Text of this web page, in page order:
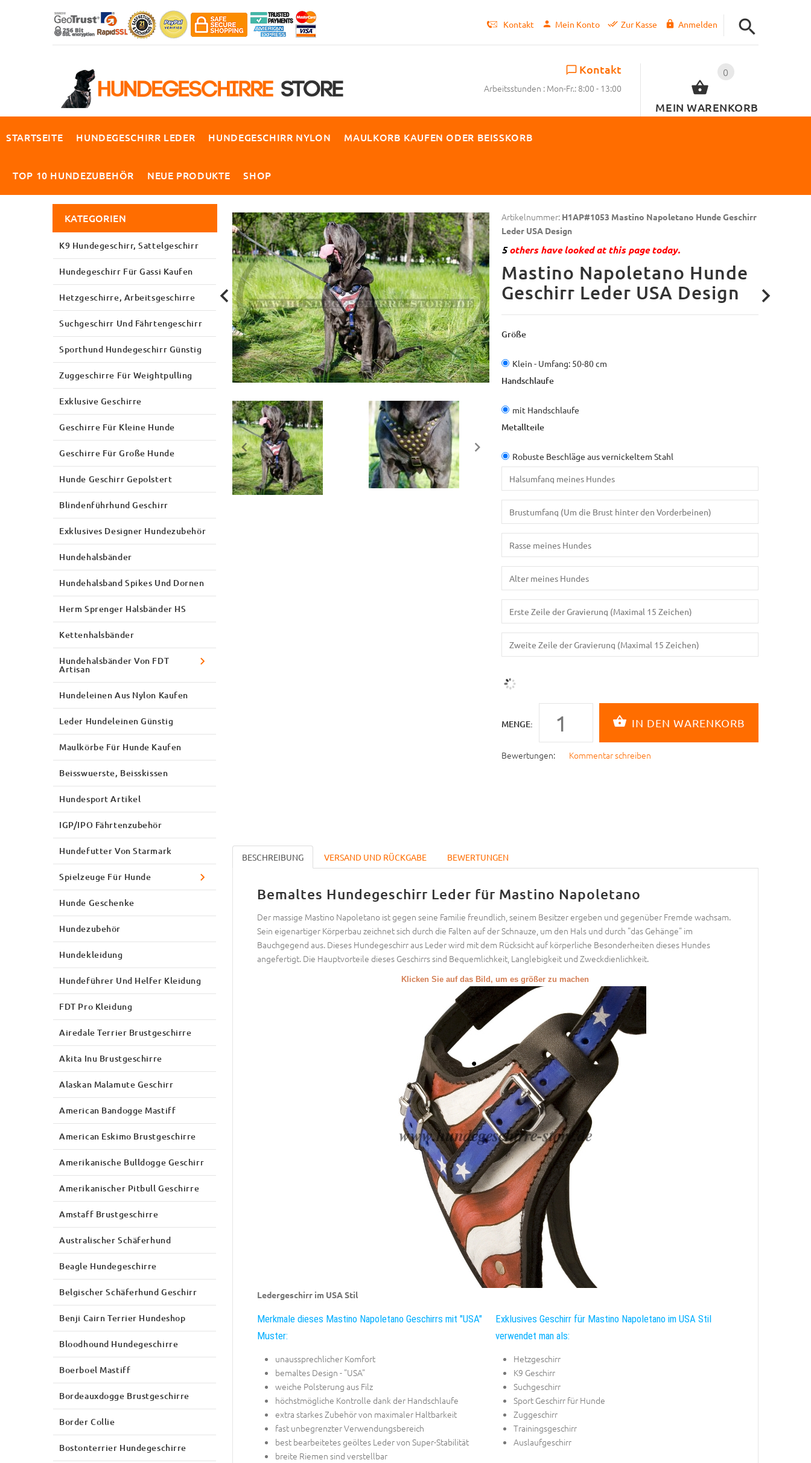
Kontakt Mein Konto Zur Kasse Anmelden
0
MEIN WARENKORB
Kontakt
Arbeitsstunden : Mon-Fr.: 8:00 - 13:00
STARTSEITE HUNDEGESCHIRR LEDER HUNDEGESCHIRR NYLON MAULKORB KAUFEN ODER BEISSKORB
TOP 10 HUNDEZUBEHÖR NEUE PRODUKTE SHOP
Artikelnummer: H1AP#1053 Mastino Napoletano Hunde Geschirr
Leder USA Design
5others have looked at this page today.
Mastino Napoletano Hunde
Geschirr Leder USA Design
Größe
Klein - Umfang: 50-80 cm
Handschlaufe
mit Handschlaufe
Metallteile
Robuste Beschläge aus vernickeltem Stahl
MENGE:
Bewertungen: Kommentar schreiben
BESCHREIBUNG VERSAND UND RÜCKGABE BEWERTUNGEN
Bemaltes Hundegeschirr Leder für Mastino Napoletano
Der massige Mastino Napoletano ist gegen seine Familie freundlich, seinem Besitzer ergeben und gegenüber Fremde wachsam.
Sein eigenartiger Körperbau zeichnet sich durch die Falten auf der Schnauze, um den Hals und durch "das Gehänge" im
Bauchgegend aus. Dieses Hundegeschirr aus Leder wird mit dem Rücksicht auf körperliche Besonderheiten dieses Hundes
angefertigt. Die Hauptvorteile dieses Geschirrs sind Bequemlichkeit, Langlebigkeit und Zweckdienlichkeit.
Klicken Sie auf das Bild, um es größer zu machen
Ledergeschirr im USA Stil
Merkmale dieses Mastino Napoletano Geschirrs mit "USA"
Muster:
unaussprechlicher Komfort
bemaltes Design - "USA"
weiche Polsterung aus Filz
höchstmögliche Kontrolle dank der Handschlaufe
extra starkes Zubehör von maximaler Haltbarkeit
fast unbegrenzter Verwendungsbereich
best bearbeitetes geöltes Leder von Super-Stabilität
breite Riemen sind verstellbar
Exklusives Geschirr für Mastino Napoletano im USA Stil
verwendet man als:
Hetzgeschirr
K9 Geschirr
Suchgeschirr
Sport Geschirr für Hunde
Zuggeschirr
Trainingsgeschirr
Auslaufgeschirr
KATEGORIEN
K9 Hundegeschirr, Sattelgeschirr
Hundegeschirr Für Gassi Kaufen
Hetzgeschirre, Arbeitsgeschirre
Suchgeschirr Und Fährtengeschirr
Sporthund Hundegeschirr Günstig
Zuggeschirre Für Weightpulling
Exklusive Geschirre
Geschirre Für Kleine Hunde
Geschirre Für Große Hunde
Hunde Geschirr Gepolstert
Blindenführhund Geschirr
Exklusives Designer Hundezubehör
Hundehalsbänder
Hundehalsband Spikes Und Dornen
Herm Sprenger Halsbänder HS
Kettenhalsbänder
Hundehalsbänder Von FDT
Artisan
Hundeleinen Aus Nylon Kaufen
Leder Hundeleinen Günstig
Maulkörbe Für Hunde Kaufen
Beisswuerste, Beisskissen
Hundesport Artikel
IGP/IPO Fährtenzubehör
Hundefutter Von Starmark
Spielzeuge Für Hunde
Hunde Geschenke
Hundezubehör
Hundekleidung
Hundeführer Und Helfer Kleidung
FDT Pro Kleidung
Airedale Terrier Brustgeschirre
Akita Inu Brustgeschirre
Alaskan Malamute Geschirr
American Bandogge Mastiff
American Eskimo Brustgeschirre
Amerikanische Bulldogge Geschirr
Amerikanischer Pitbull Geschirre
Amstaff Brustgeschirre
Australischer Schäferhund
Beagle Hundegeschirre
Belgischer Schäferhund Geschirr
Benji Cairn Terrier Hundeshop
Bloodhound Hundegeschirre
Boerboel Mastiff
Bordeauxdogge Brustgeschirre
Border Collie
Bostonterrier Hundegeschirre